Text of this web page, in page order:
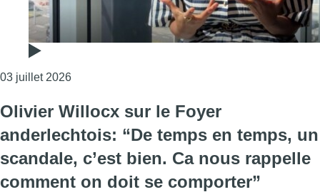
03 juillet 2026Consulter l'article "Nawell Madani revient à
Olivier Willocx sur le Foyer
anderlechtois: “De temps en temps, un
scandale, c’est bien. Ca nous rappelle
comment on doit se comporter”